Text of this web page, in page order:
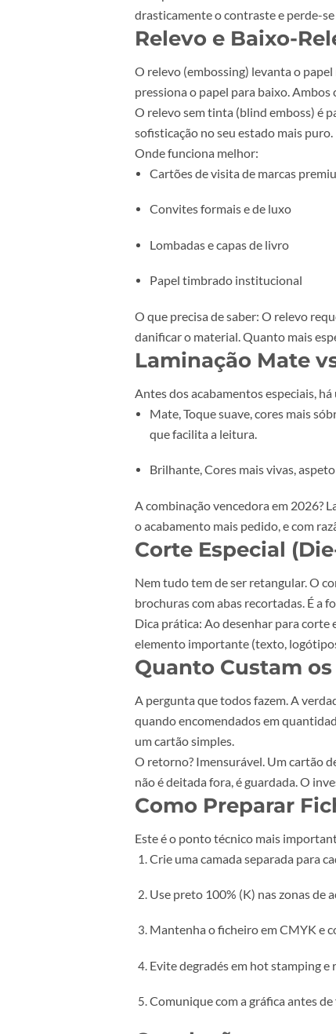
Onde funciona melhor:
Cartões de visita com o
Capas de catálogos e
Flyers e brochuras premium
Embalagens de produtos de
drasticamente o contraste e
Relevo e Baixo-
O relevo (embossing) levanta
O relevo sem tinta(blind
sofisticação no seu estado
Onde funciona melhor:
Cartões de visita de marcas
Convites formais e de luxo
Lombadas e capas de livro
Papel timbrado institucional
O que precisa de saber:
O
Laminação
Antes dos acabamentos
Mate , Toque suave, cores
que facilita a leitura.
Brilhante, Cores mais
A combinação vencedora em
o acabamento mais pedido, e
Corte Especial
Nem tudo tem de ser
brochuras com abas
Dica prática:Ao desenhar para
Quanto
A pergunta que todos fazem.
quando encomendados em